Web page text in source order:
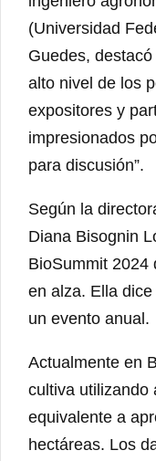
(Universidad
Guedes,
alto nivel de los
expositores y
impresionados
para discusión”.
Según la
Diana Bisognin
BioSummit 2024
en alza. Ella
un evento anual.
Actualmente en
cultiva utilizando
equivalente a
hectáreas. Los